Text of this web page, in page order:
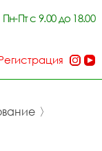
Пн-Пт с 9.00 до 18.00
〉